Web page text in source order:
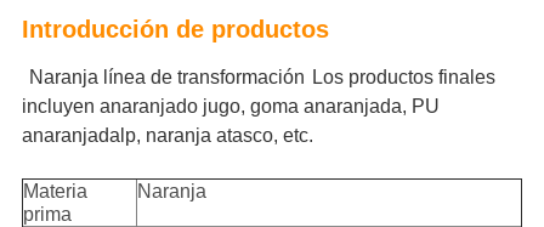
Introducción de productos
Naranja línea de transformación Los productos finales
incluyen anaranjado jugo, goma anaranjada, PU
anaranjadalp, naranja atasco, etc.
Materia
prima
Naranja